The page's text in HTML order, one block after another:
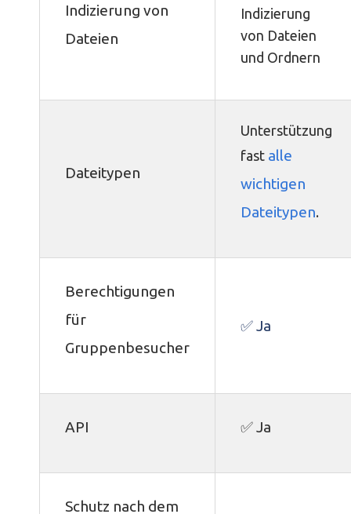
Indizierung von
Dateien
Indizierung
von Dateien
und Ordnern
Dateitypen
Unterstützung
fast alle
wichtigen
Dateitypen.
Berechtigungen
für
Gruppenbesucher
✅ Ja
API ✅ Ja
Schutz nach dem